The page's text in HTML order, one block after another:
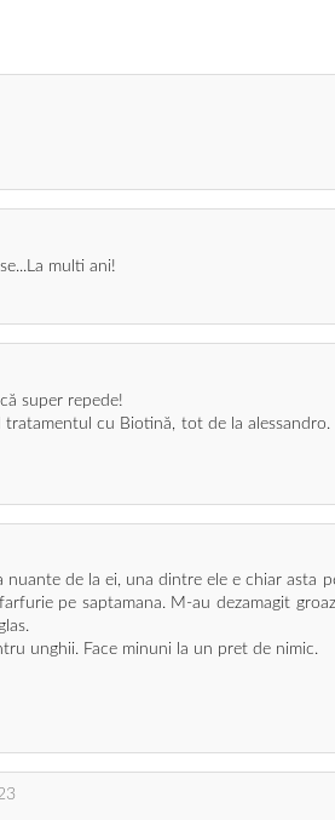
multi ani!
super repede!
cu Biotină, tot de la
nuante de la ei, una dintre ele e chiar
pe saptamana. M-au dezamagit
unghii. Face minuni la un pret de nimic.